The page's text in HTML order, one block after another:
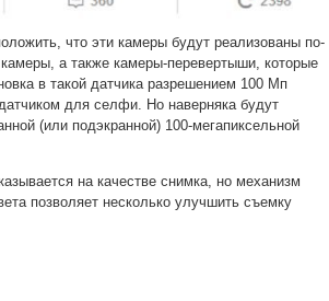
что эти камеры будут реализованы по-
а также камеры-перевертыши, которые
в такой датчика разрешением 100 Мп
для селфи. Но наверняка будут
(или подэкранной) 100-мегапиксельной
на качестве снимка, но механизм
позволяет несколько улучшить съемку